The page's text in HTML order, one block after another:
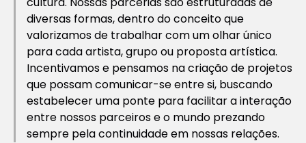
diversas formas, dentro do conceito que
valorizamos de trabalhar com um olhar único
para cada artista, grupo ou proposta artística.
Incentivamos e pensamos na criação de projetos
que possam comunicar-se entre si, buscando
estabelecer uma ponte para facilitar a interação
entre nossos parceiros e o mundo prezando
sempre pela continuidade em nossas relações.